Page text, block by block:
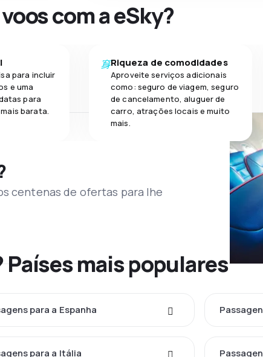
com a eSky?
para incluir
e uma
para
barata.
Riqueza de comodidades
Aproveite serviços adicionais
como: seguro de viagem, seguro
de cancelamento, aluguer de
carro, atrações locais e muito
mais.
centenas de ofertas para lhe
Países mais populares
para a Espanha
para a Itália